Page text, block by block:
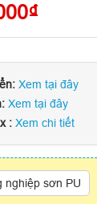
Xem tại đây
Xem tại đây
: Xem chi tiết
nghiệp sơn PU